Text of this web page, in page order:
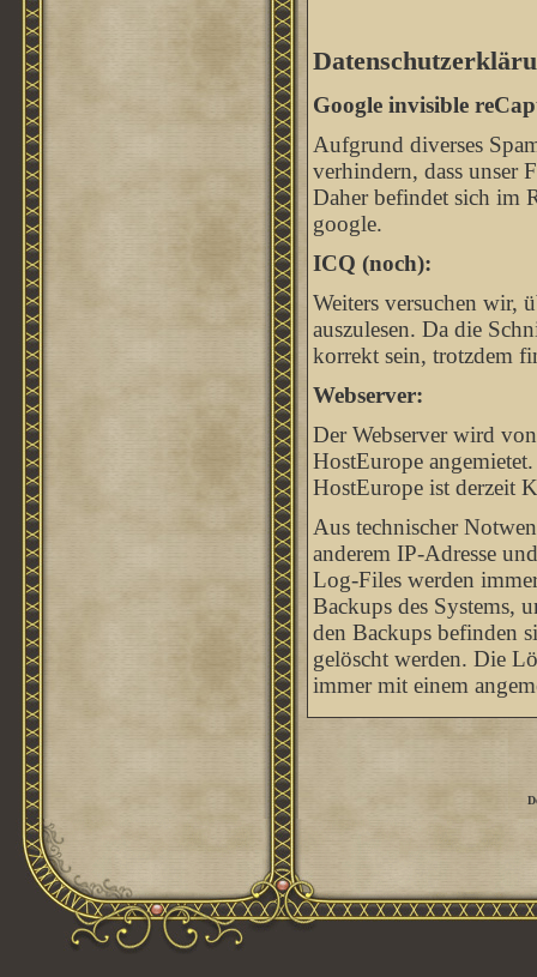
Google invisible
Aufgrund diverses
verhindern, dass unser
Daher befindet sich im
google.
ICQ (noch):
Weiters versuchen wir,
auszulesen. Da die
korrekt sein, trotzdem
Webserver:
Der Webserver wird
HostEurope
HostEurope ist derzeit
Aus technischer
anderem IP-Adresse
Log-Files werden
Backups des Systems,
den Backups befinden
gelöscht werden. Die
immer mit einem